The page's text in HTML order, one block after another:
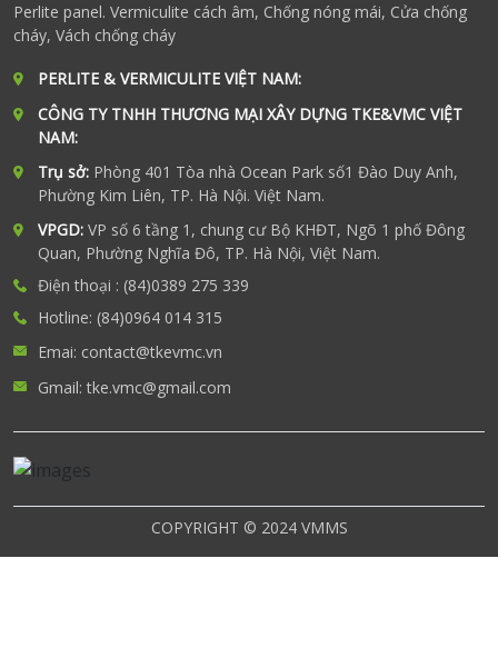
Perlite panel. Vermiculite cách âm, Chống nóng mái, Cửa chống
cháy, Vách chống cháy
PERLITE & VERMICULITE VIỆT NAM:
CÔNG TY TNHH THƯƠNG MẠI XÂY DỰNG TKE&VMC VIỆT
NAM:
Trụ sở: Phòng 401 Tòa nhà Ocean Park số1 Đào Duy Anh,
Phường Kim Liên, TP. Hà Nội. Việt Nam.
VPGD: VP số 6 tầng 1, chung cư Bộ KHĐT, Ngõ 1 phố Đông
Quan, Phường Nghĩa Đô, TP. Hà Nội, Việt Nam.
Điện thoại : (84)0389 275 339
Hotline: (84)0964 014 315
Emai: contact@tkevmc.vn
Gmail: tke.vmc@gmail.com
COPYRIGHT © 2024 VMMS